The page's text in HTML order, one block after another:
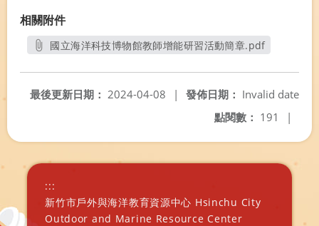
相關附件
國立海洋科技博物館教師增能研習活動簡章.pdf
發佈日期： Invalid date
最後更新日期： 2024-04-08
|
點閱數： 191 |
:::
新竹市戶外與海洋教育資源中心 Hsinchu City
Outdoor and Marine Resource Center